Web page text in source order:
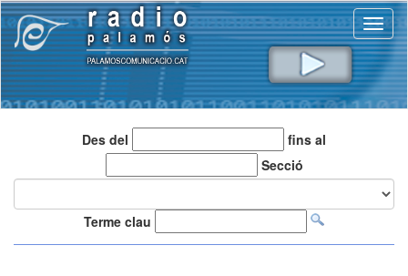
Des del
fins al
Secció
Terme clau